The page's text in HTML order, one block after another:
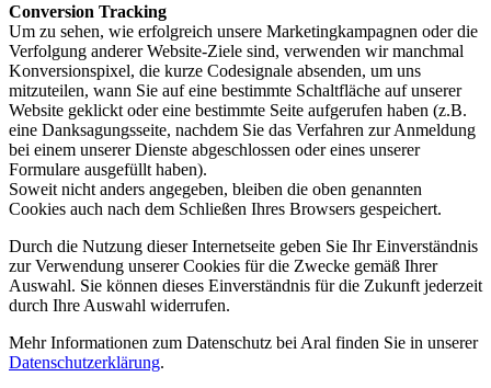
Conversion Tracking
Um zu sehen, wie erfolgreich unsere Marketingkampagnen oder die
Verfolgung anderer Website-Ziele sind, verwenden wir manchmal
Konversionspixel, die kurze Codesignale absenden, um uns
mitzuteilen, wann Sie auf eine bestimmte Schaltfläche auf unserer
Website geklickt oder eine bestimmte Seite aufgerufen haben (z.B.
eine Danksagungsseite, nachdem Sie das Verfahren zur Anmeldung
bei einem unserer Dienste abgeschlossen oder eines unserer
Formulare ausgefüllt haben).
Soweit nicht anders angegeben, bleiben die oben genannten
Cookies auch nach dem Schließen Ihres Browsers gespeichert.
Durch die Nutzung dieser Internetseite geben Sie Ihr Einverständnis
zur Verwendung unserer Cookies für die Zwecke gemäß Ihrer
Auswahl. Sie können dieses Einverständnis für die Zukunft jederzeit
durch Ihre Auswahl widerrufen.
Mehr Informationen zum Datenschutz bei Aral finden Sie in unserer
Datenschutzerklärung.